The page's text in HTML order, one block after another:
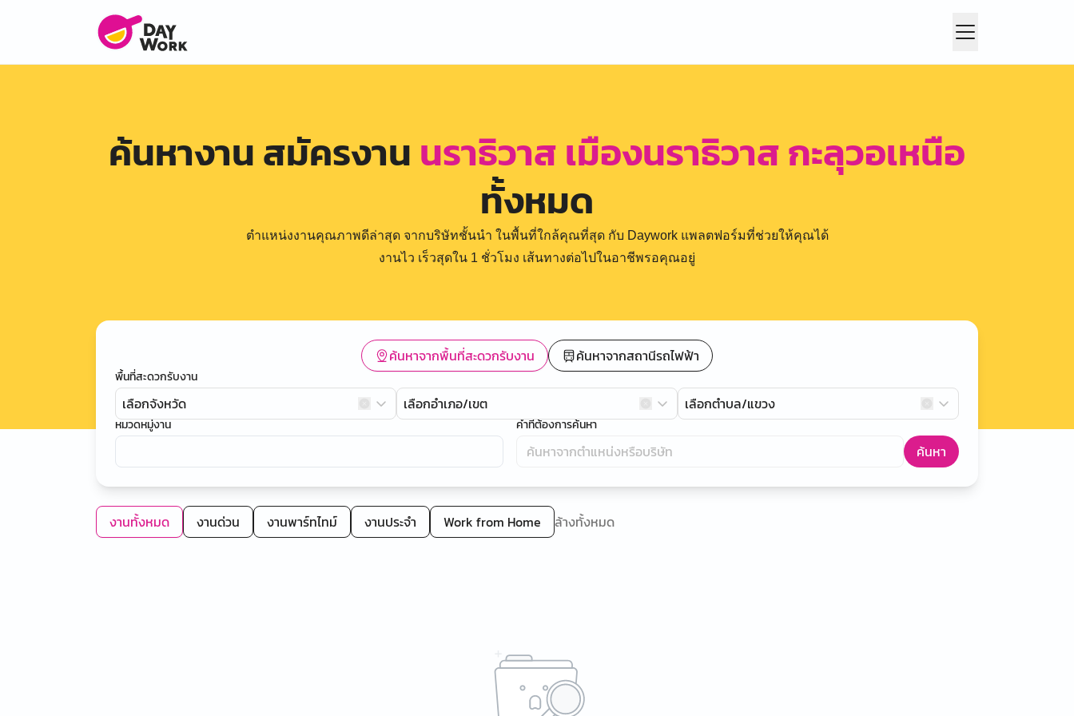
ค้นหางาน สมัครงาน นราธิวาส เมืองนราธิวาส กะลุวอเหนือ
ทั้งหมด
ตำแหน่งงานคุณภาพดีล่าสุด จากบริษัทชั้นนำ ในพื้นที่ใกล้คุณที่สุด กับ Daywork แพลตฟอร์มที่ช่วยให้คุณได้
งานไว เร็วสุดใน 1 ชั่วโมง เส้นทางต่อไปในอาชีพรอคุณอยู่
ค้นหาจากพื้นที่สะดวกรับงาน ค้นหาจากสถานีรถไฟฟ้า
พื้นที่สะดวกรับงาน
เลือกจังหวัด เลือกอำเภอ/เขต เลือกตำบล/แขวง
หมวดหมู่งาน คำที่ต้องการค้นหา
ค้นหา
งานทั้งหมด งานด่วน งานพาร์ทไทม์ งานประจำ Work from Home ล้างทั้งหมด